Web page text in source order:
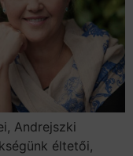
Andrejszki
éltetői,